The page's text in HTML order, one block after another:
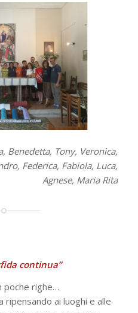
Benedetta, Tony, Veronica,
Federica, Fabiola, Luca,
Agnese, Maria Rita
continua”
poche righe…
ai luoghi e alle